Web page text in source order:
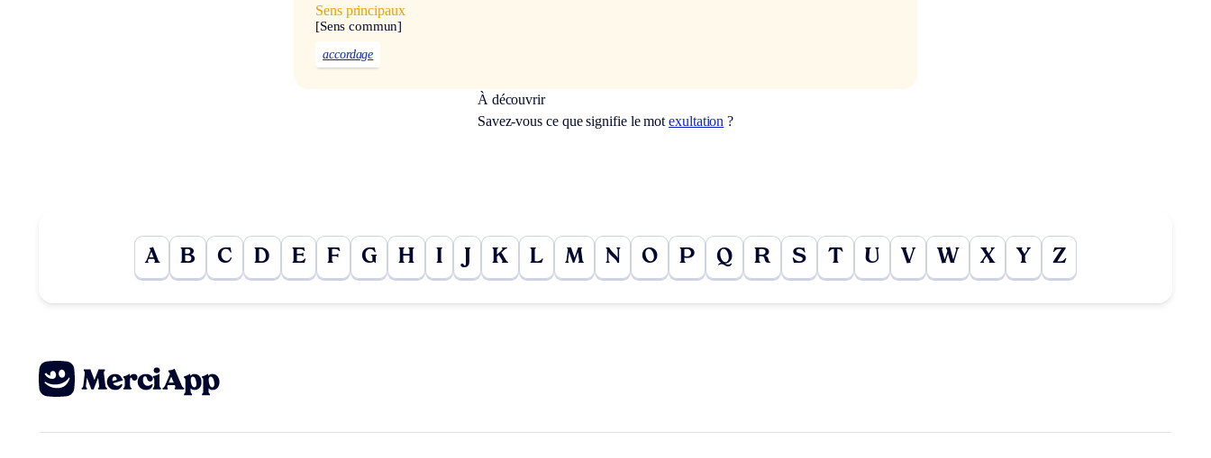
Sens principaux
[Sens commun]
accordage
À découvrir
Savez-vous ce que signifie le motexultation ?
A B C D E F G H I J K L M N O P Q R S T U V W X Y Z